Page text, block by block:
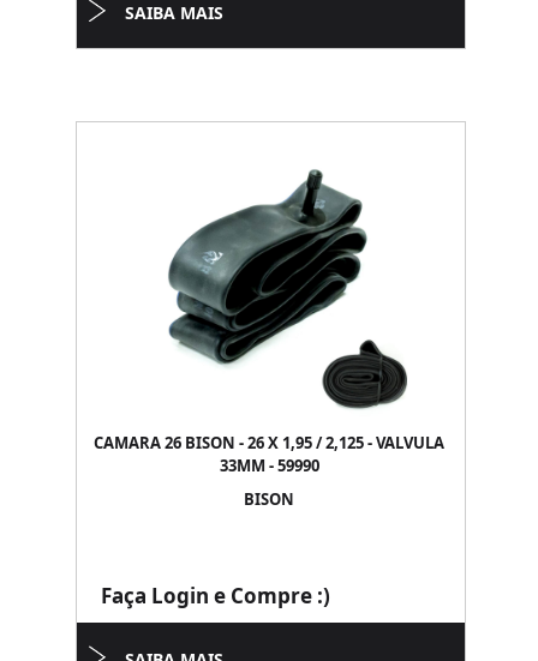
SAIBA MAIS
CAMARA 26 BISON - 26 X 1,95 / 2,125 - VALVULA
33MM - 59990
BISON
Faça Login e Compre :)